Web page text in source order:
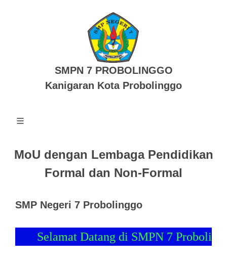
SMPN 7 PROBOLINGGO
Kanigaran Kota Probolinggo
MoU dengan Lembaga Pendidikan
Formal dan Non-Formal
SMP Negeri 7 Probolinggo
Selamat Datang di SMPN 7